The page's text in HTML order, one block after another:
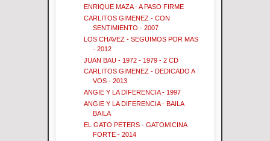
ENRIQUE MAZA - A PASO FIRME
CARLITOS GIMENEZ - CON
SENTIMIENTO - 2007
LOS CHAVEZ - SEGUIMOS POR MAS
- 2012
JUAN BAU - 1972 - 1979 - 2 CD
CARLITOS GIMENEZ - DEDICADO A
VOS - 2013
ANGIE Y LA DIFERENCIA - 1997
ANGIE Y LA DIFERENCIA - BAILA
BAILA
EL GATO PETERS - GATOMICINA
FORTE - 2014